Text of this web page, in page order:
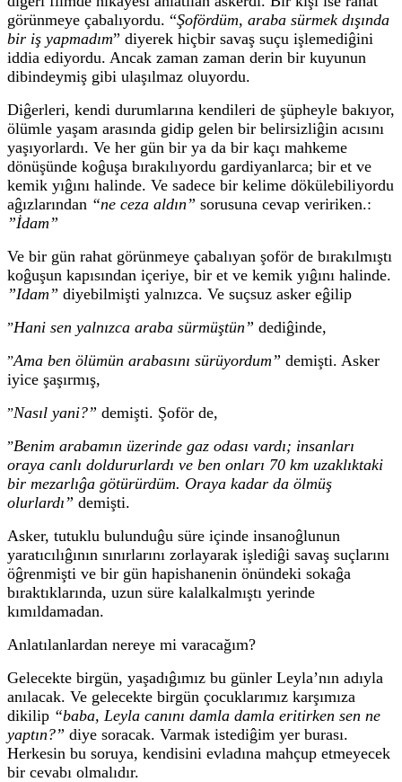
görünmeye çabalıyordu. “Şofördüm, araba sürmek dışında
bir iş yapmadım” diyerek hiçbir savaş suçu işlemediĝini
iddia ediyordu. Ancak zaman zaman derin bir kuyunun
dibindeymiş gibi ulaşılmaz oluyordu.
Diĝerleri, kendi durumlarına kendileri de şüpheyle bakıyor,
ölümle yaşam arasında gidip gelen bir belirsizliĝin acısını
yaşıyorlardı. Ve her gün bir ya da bir kaçı mahkeme
dönüşünde koĝuşa bırakılıyordu gardiyanlarca; bir et ve
kemik yıĝını halinde. Ve sadece bir kelime dökülebiliyordu
aĝızlarından “ne ceza aldın” sorusuna cevap veririken.:
”İdam”
Ve bir gün rahat görünmeye çabalıyan şoför de bırakılmıştı
koĝuşun kapısından içeriye, bir et ve kemik yıĝını halinde.
”Idam” diyebilmişti yalnızca. Ve suçsuz asker eĝilip
”Hani sen yalnızca araba sürmüştün” dediĝinde,
”Ama ben ölümün arabasını sürüyordum” demişti. Asker
iyice şaşırmış,
”Nasıl yani?” demişti. Şoför de,
”Benim arabamın üzerinde gaz odası vardı; insanları
oraya canlı doldururlardı ve ben onları 70 km uzaklıktaki
bir mezarlıĝa götürürdüm. Oraya kadar da ölmüş
olurlardı” demişti.
Asker, tutuklu bulunduĝu süre içinde insanoĝlunun
yaratıcılıĝının sınırlarını zorlayarak işlediĝi savaş suçlarını
öĝrenmişti ve bir gün hapishanenin önündeki sokaĝa
bıraktıklarında, uzun süre kalalkalmıştı yerinde
kımıldamadan.
Anlatılanlardan nereye mi varacağım?
Gelecekte birgün, yaşadıĝımız bu günler Leyla’nın adıyla
anılacak. Ve gelecekte birgün çocuklarımız karşımıza
dikilip “baba, Leyla canını damla damla eritirken sen ne
yaptın?” diye soracak. Varmak istediĝim yer burası.
Herkesin bu soruya, kendisini evladına mahçup etmeyecek
bir cevabı olmalıdır.